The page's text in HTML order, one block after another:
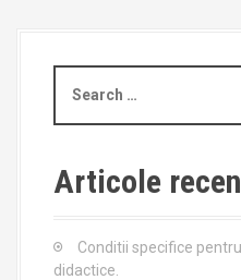
a
c
h
Articole
Conditii specifice
didactice.